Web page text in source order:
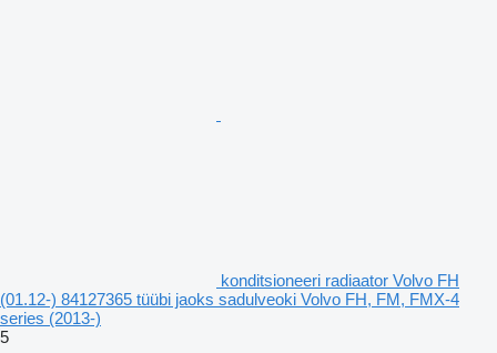
konditsioneeri radiaator Volvo FH
(01.12-) 84127365 tüübi jaoks sadulveoki Volvo FH, FM, FMX-4
series (2013-)
5